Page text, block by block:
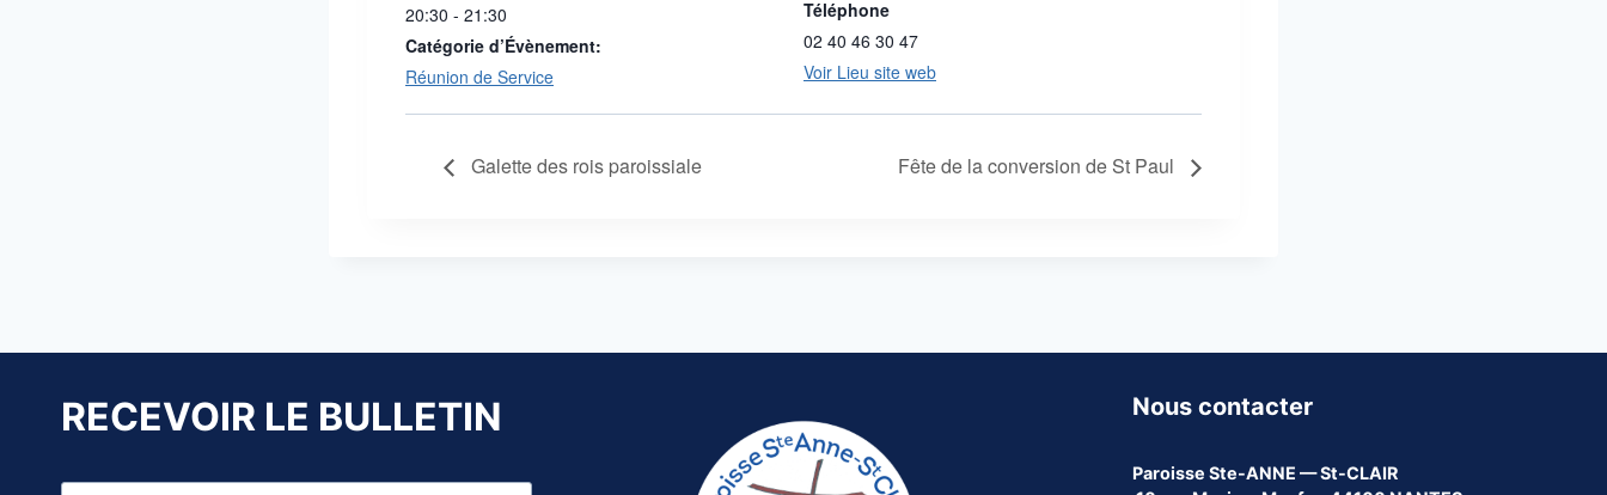
20:30 - 21:30
Catégorie d’Évènement:
Réunion de Service
Téléphone
02 40 46 30 47
Voir Lieu site web
Galette des rois paroissiale Fête de la conversion de St Paul
RECEVOIR LE BULLETIN Nous contacter
Paroisse Ste-ANNE — St-CLAIR